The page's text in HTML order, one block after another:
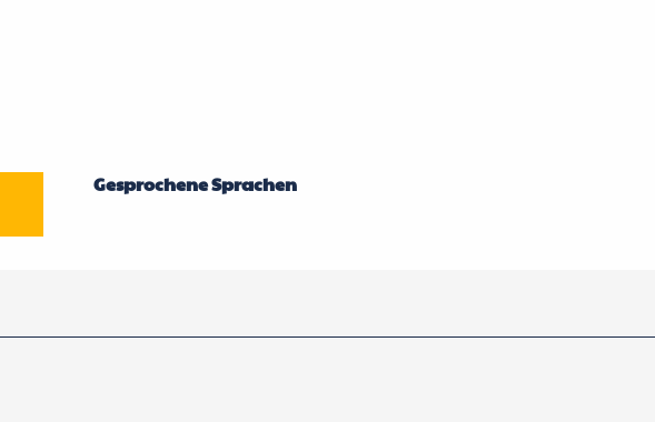
Gesprochene Sprachen
Gesprochene Sprachen